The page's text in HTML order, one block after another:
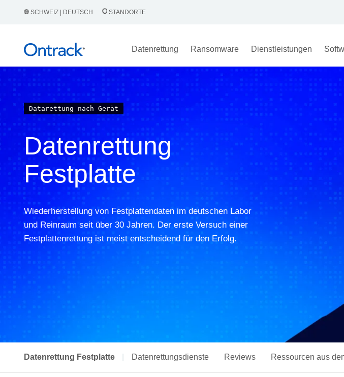
SCHWEIZ | DEUTSCH STANDORTE
Datenrettung Ransomware Dienstleistungen
Datarettung nach Gerät
Datenrettung
Festplatte
Wiederherstellung von Festplattendaten im deutschen Labor
und Reinraum seit über 30 Jahren. Der erste Versuch einer
Festplattenrettung ist meist entscheidend für den Erfolg.
Datenrettung Festplatte Datenrettungsdienste Reviews Ressourcen aus